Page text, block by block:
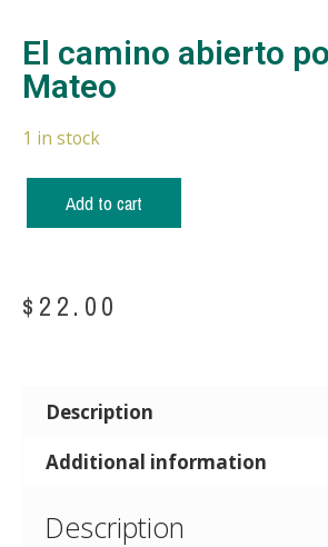
El camino abierto
Mateo
1 in stock
Add to cart
$ 22.00
Description
Additional information
Description